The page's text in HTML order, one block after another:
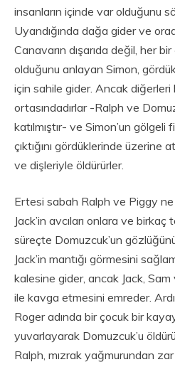
insanların içinde var olduğunu
Uyandığında dağa gider ve
Canavarın dışarıda değil, her
olduğunu anlayan Simon,
için sahile gider. Ancak
ortasındadırlar -Ralph ve
katılmıştır- ve Simon’un
çıktığını gördüklerinde üzerine
ve dişleriyle öldürürler.
Ertesi sabah Ralph ve Piggy ne
Jack’in avcıları onlara ve birkaç
süreçte Domuzcuk’un gözlüğünü
Jack’in mantığı görmesini
kalesine gider, ancak Jack, Sam
ile kavga etmesini emreder.
Roger adında bir çocuk bir
yuvarlayarak Domuzcuk’u
Ralph, mızrak yağmurundan